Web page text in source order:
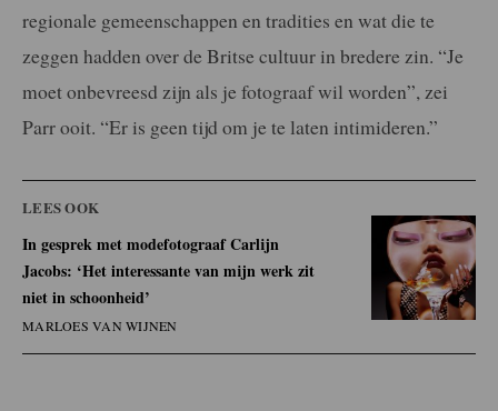
regionale gemeenschappen en tradities en wat die te
zeggen hadden over de Britse cultuur in bredere zin. “Je
moet onbevreesd zijn als je fotograaf wil worden”, zei
Parr ooit. “Er is geen tijd om je te laten intimideren.”
LEES OOK
In gesprek met modefotograaf Carlijn
Jacobs: ‘Het interessante van mijn werk zit
niet in schoonheid’
MARLOES VAN WIJNEN